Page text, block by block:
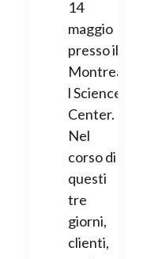
14
maggio
presso il
Montrea
l Science
Center.
Nel
corso di
questi
tre
giorni,
clienti,